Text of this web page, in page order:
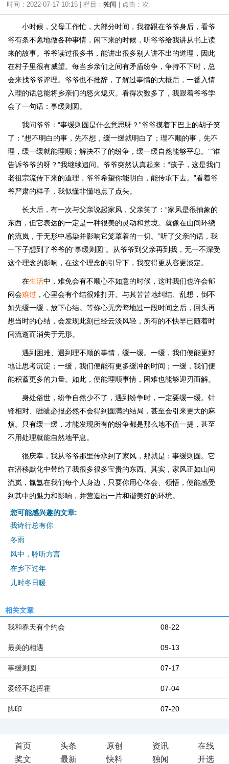
时间：2022-07-17 10:15 | 栏目： 独闻 | 点击： 次
小时候，父母工作忙，大部分时间，我都跟在爷爷身后，看爷
爷有条不紊地做各种事情，闲下来的时候，听爷爷给我讲从书上读
来的故事。爷爷读过很多书，能讲出很多别人讲不出的道理，因此
在村子里很有威望。每当乡亲们之间有矛盾纷争，争持不下时，总
会来找爷爷评理。爷爷也不推辞，了解过事情的大概后，一番入情
入理的话总能将乡亲们的怒火熄灭。看得次数多了，我跟着爷爷学
会了一句话：事缓则圆。
我问爷爷：“事缓则圆是什么意思呀？”爷爷摸着下巴上的胡子笑
了：“想不明白的事，先不想，缓一缓就明白了；理不顺的事，先不
理，缓一缓就能理顺；解决不了的纷争，缓一缓自然能够平息。”“谁
告诉爷爷的呀？”我继续追问。爷爷突然认真起来：“孩子，这是我们
老祖宗流传下来的道理，爷爷希望你能明白，能传承下去。”看着爷
爷严肃的样子，我似懂非懂地点了点头。
长大后，有一次与父亲说起家风，父亲笑了：“家风是很抽象的
东西，但它表达的一定是一种很美的灵动和意境。就像在山间环绕
的流岚，于无形中感染并影响它笼罩着的一切。”听了父亲的话，我
一下子想到了爷爷的“事缓则圆”。从爷爷到父亲再到我，无一不深受
这个理念的影响，在这个理念的引导下，我变得更从容更淡定。
在生活中，难免会有不顺心不如意的时候，这时我们也许会郁
闷会难过 ，心里会有个结很难打开。与其苦苦地纠结、乱想，倒不
如先缓一缓，放下心结。等你心无旁骛地过一段时间之后，回头再
想当时的心结，会发现此刻已经云淡风轻，所有的不快早已随着时
间流逝而消失于无形。
遇到困难、遇到理不顺的事情，缓一缓。一缓，我们便能更好
地让思考沉淀；一缓，我们便能有更多缓冲的时间；一缓，我们便
能积蓄更多的力量。如此，便能理顺事情，困难也能够迎刃而解。
身处俗世，纷争自然少不了，遇到纷争时，一定要缓一缓。针
锋相对、睚眦必报必然不会得到圆满的结局，甚至会引来更大的麻
烦。只有缓一缓，才能发现所有的纷争都是那么地不值一提，甚至
不用处理就能自然地平息。
很庆幸，我从爷爷那里传承到了家风，那就是：事缓则圆。它
在潜移默化中带给了我很多很多宝贵的东西。其实，家风正如山间
流岚，氤氲在我们每个人身边，只要你用心体会、领悟，便能感受
到其中的魅力和影响，并营造出一片和谐美好的环境。
您可能感兴趣的文章:
我诗行总有你
冬雨
风中，聆听方言
在乡下过年
儿时冬日暖
相关文章
08-22
我和春天有个约会
09-13
最美的相遇
07-17
事缓则圆
07-04
爱经不起挥霍
07-20
脚印
首页 头条 原创 资讯
在线
奖文
最新 快料 独闻 开选